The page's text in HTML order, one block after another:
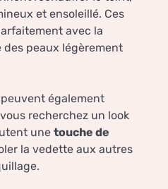
et ensoleillé. Ces
avec la
peaux légèrement
également
recherchez un look
une touche de
la vedette aux autres